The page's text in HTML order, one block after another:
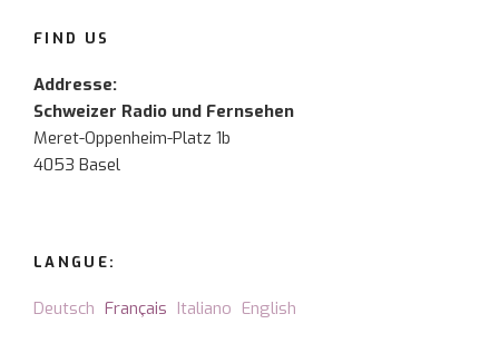
FIND US
Addresse:
Schweizer Radio und Fernsehen
Meret-Oppenheim-Platz 1b
4053 Basel
LANGUE:
Deutsch Français Italiano English